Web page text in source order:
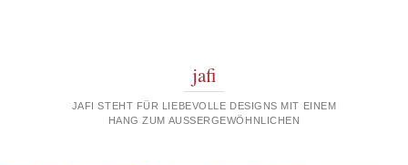
jafi
JAFI STEHT FÜR LIEBEVOLLE DESIGNS MIT EINEM
HANG ZUM AUSSERGEWÖHNLICHEN